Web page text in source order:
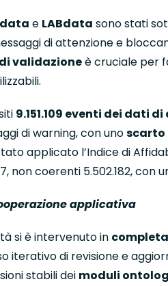
e LABdata sono stati
di attenzione e
validazioneè cruciale per
9.151.109 eventi dei dati
di warning, con unoscarto
applicato l’Indice di
non coerenti 5.502.182, con
applicativa
si è intervenuto in
iterativo di revisione e
stabili dei moduli